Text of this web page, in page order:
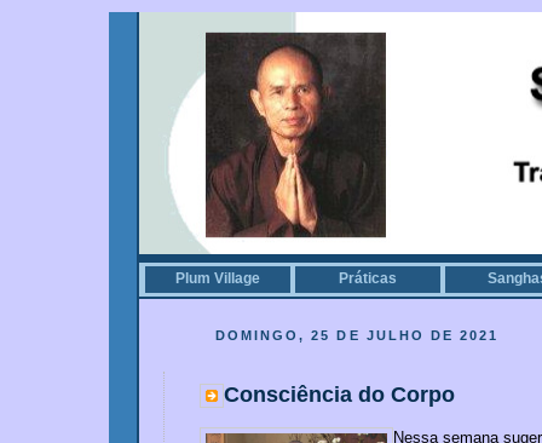
Plum Village Práticas
DOMINGO, 25 DE JULHO DE 2021
Consciência do Corpo
Nessa semana